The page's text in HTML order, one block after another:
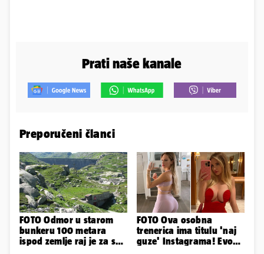
Prati naše kanale
Preporučeni članci
FOTO Odmor u starom
bunkeru 100 metara
ispod zemlje raj je za sva
FOTO Ova osobna
trenerica ima titulu 'naj
guze' Instagrama! Evo